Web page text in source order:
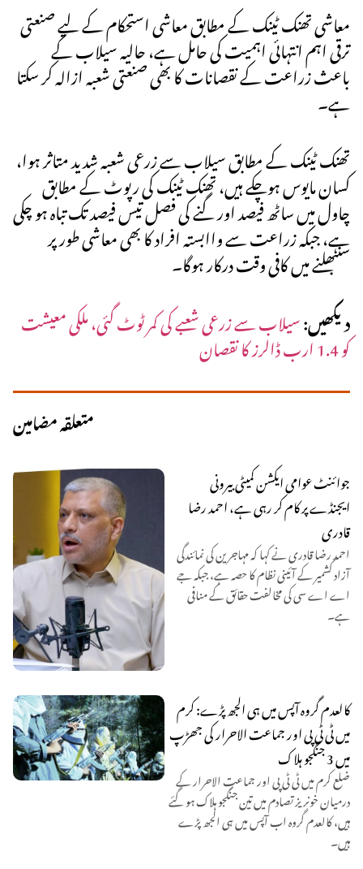
معاشی تھنک ٹینک کے مطابق معاشی استحکام کے لیے صنعتی
ترقی اہم انتہائی اہمیت کی حامل ہے، حالیہ سیلاب کے
باعث زراعت کے نقصانات کا بھی صنعتی شعبہ ازالہ کر سکتا
ہے۔
تھنک ٹینک کے مطابق سیلاب سے زرعی شعبہ شدید متاثر ہوا،
کسان مایوس ہوچکے ہیں، تھنک ٹینک کی رپوٹ کے مطابق
چاول میں ساٹھ فیصد اور گنے کی فصل تیس فیصد تک تباہ ہو چکی
ہے، جبکہ زراعت سے واابستہ افراد کا بھی معاشی طور پر
سنبھلنے میں کافی وقت درکار ہوگا۔
دیکھیں:سیلاب سے زرعی شعبے کی کمر ٹوٹ گئی، ملکی معیشت
کو 1.4 ارب ڈالرز کا نقصان
متعلقہ مضامین
جوائنٹ عوامی ایکشن کمیٹی بیرونی
ایجنڈے پر کام کر رہی ہے، احمد رضا
قادری
احمد رضا قادری نے کہا کہ مہاجرین کی نمائندگی
آزاد کشمیر کے آئینی نظام کا حصہ ہے، جبکہ جے
اے اے سی کی مخالفت حقائق کے منافی
ہے۔
کالعدم گروہ آپس میں ہی الجھ پڑے: کرم
میں ٹی ٹی پی اور جماعت الاحرار کی جھڑپ
میں 3 جنگجو ہلاک
ضلع کرم میں ٹی ٹی پی اور جماعت الاحرار کے
درمیان خونریز تصادم میں تین جنگجو ہلاک ہو گئے
ہیں، کالعدم گروہ اب آپس میں ہی الجھ پڑے
ہیں۔